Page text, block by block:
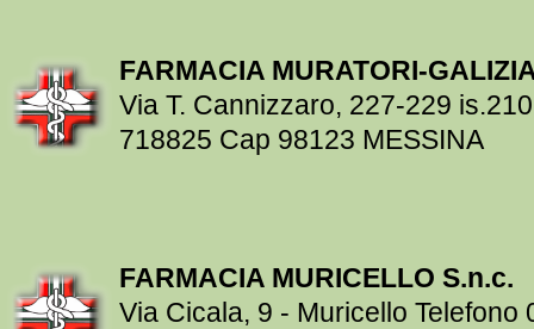
FARMACIA MURATORI-
Via T. Cannizzaro, 227-229
718825 Cap 98123 MESSINA
FARMACIA MURICELLO S.n.c.
Via Cicala, 9 - Muricello Telefono